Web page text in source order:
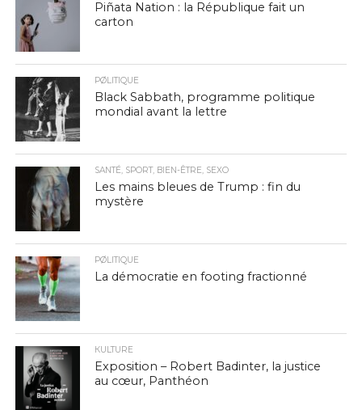
Piñata Nation : la République fait un
carton
PØLITIQUE
Black Sabbath, programme politique
mondial avant la lettre
SANTÉ, SPORT, BIEN-ÊTRE, SEXO
Les mains bleues de Trump : fin du
mystère
PØLITIQUE
La démocratie en footing fractionné
КULTURE
Exposition – Robert Badinter, la justice
au cœur, Panthéon